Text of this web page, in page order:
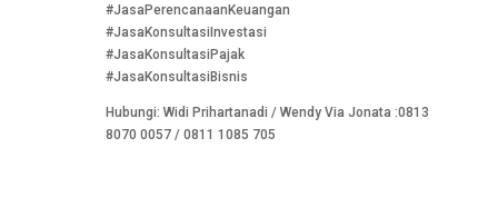
#JasaPerencanaanKeuangan
#JasaKonsultasiInvestasi
#JasaKonsultasiPajak
#JasaKonsultasiBisnis
Hubungi: Widi Prihartanadi / Wendy Via Jonata :0813
8070 0057 / 0811 1085 705